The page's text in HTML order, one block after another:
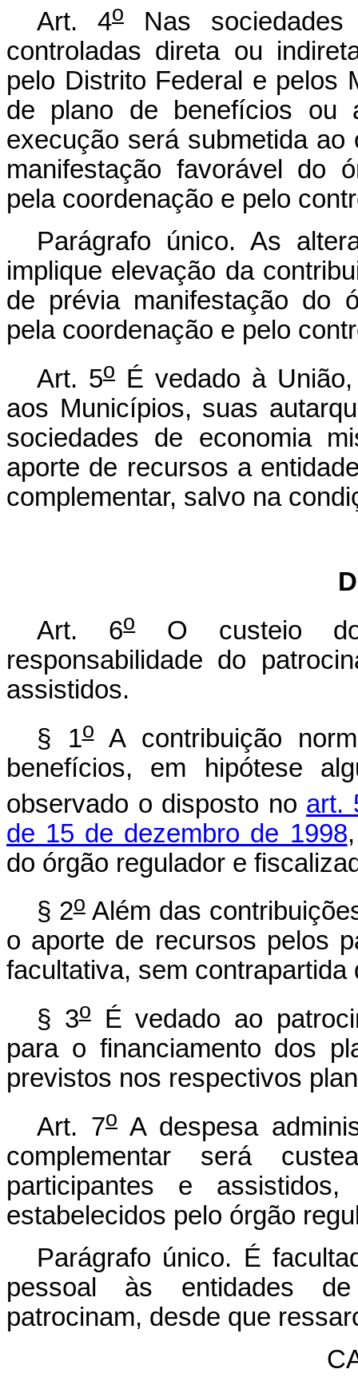
Art. 4o
Nas
controladas direta ou
pelo Distrito Federal e pelos
de plano de benefícios ou
execução será submetida ao
manifestação favorável do
pela coordenação e pelo
Parágrafo único. As
implique elevação da
de prévia manifestação do
pela coordenação e pelo
Art. 5o É vedado à
aos Municípios, suas
sociedades de economia
aporte de recursos a
complementar, salvo na
Art. 6oO custeio
responsabilidade do
assistidos.
§ 1oA contribuição
benefícios, em hipótese
observado o disposto no art.
de 15 de dezembro de 1998
do órgão regulador e
§ 2oAlém das
o aporte de recursos pelos
facultativa, sem contrapartida
§ 3oÉ vedado ao
para o financiamento dos
previstos nos respectivos
Art. 7o A despesa
complementar será
participantes e
estabelecidos pelo órgão
Parágrafo único. É
pessoal às entidades de
patrocinam, desde que